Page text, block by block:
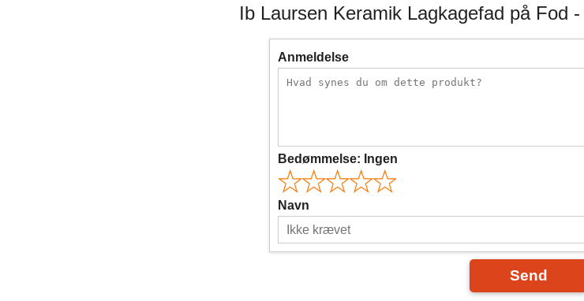
Ib Laursen Keramik Lagkagefad på Fod
Anmeldelse
Bedømmelse: Ingen
Navn
Send